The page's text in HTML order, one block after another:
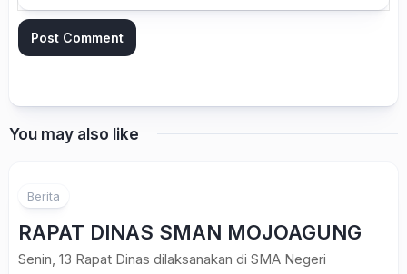
You may also like
Berita
RAPAT DINAS SMAN MOJOAGUNG
Senin, 13 Rapat Dinas dilaksanakan di SMA Negeri